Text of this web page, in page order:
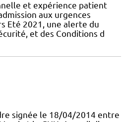
et expérience patient
aux urgences
Eté 2021, une alerte du
et des Conditions d
signée le 18/04/2014 entre